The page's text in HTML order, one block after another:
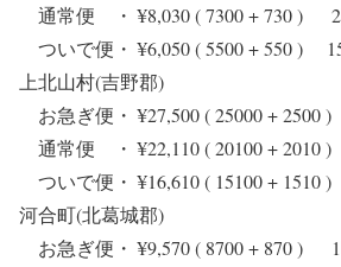
通常便 ・ ¥8,030 ( 7300 + 730 ) 2
ついで便・ ¥6,050 ( 5500 + 550 )
上北山村(吉野郡)
お急ぎ便・ ¥27,500 ( 25000 +
通常便 ・ ¥22,110 ( 20100 + 2010
ついで便・ ¥16,610 ( 15100 +
河合町(北葛城郡)
お急ぎ便・ ¥9,570 ( 8700 + 870 )